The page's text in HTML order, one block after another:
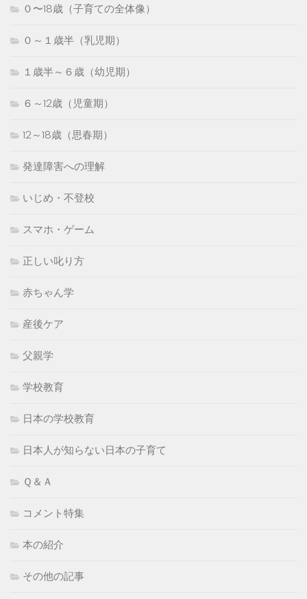
０〜18歳（子育ての全体像）
０～１歳半（乳児期）
１歳半～６歳（幼児期）
６～12歳（児童期）
12～18歳（思春期）
発達障害への理解
いじめ・不登校
スマホ・ゲーム
正しい叱り方
赤ちゃん学
産後ケア
父親学
学校教育
日本の学校教育
日本人が知らない日本の子育て
Ｑ＆Ａ
コメント特集
本の紹介
その他の記事